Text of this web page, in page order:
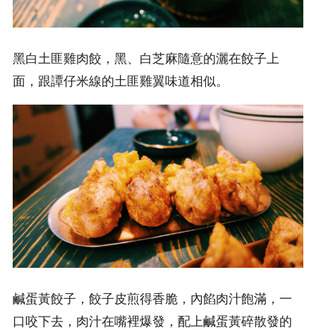
黑白土匪雞肉餃，黑、白芝麻隨意的灑在餃子上
面，跟譚仔米線的土匪雞翼味道相似。
鹹蛋黃餃子，餃子皮煎得香脆，內餡肉汁飽滿，一
口咬下去，肉汁在嘴裡爆發，配上鹹蛋黃碎散發的